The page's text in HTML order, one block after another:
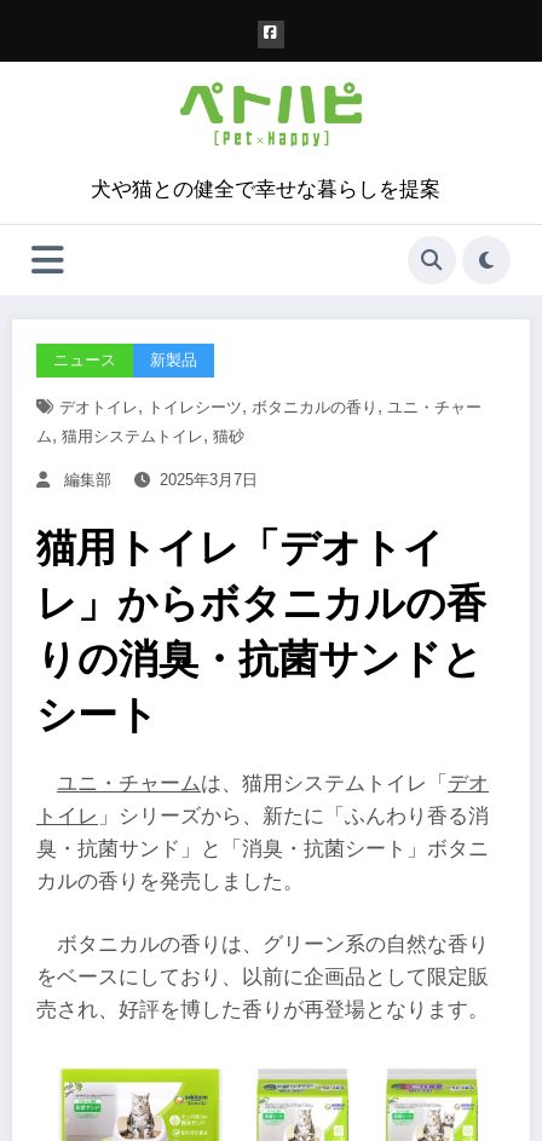
犬や猫との健全で幸せな暮らしを提案
ニュース 新製品
デオトイレ, トイレシーツ, ボタニカルの香り , ユニ・チャー
ム, 猫用システムトイレ, 猫砂
編集部 2025年3月7日
猫用トイレ「デオトイ
レ」からボタニカルの香
りの消臭・抗菌サンドと
シート
ユニ・チャームは、猫用システムトイレ「 デオ
トイレ 」シリーズから、新たに「ふんわり香る消
臭・抗菌サンド」と「消臭・抗菌シート」ボタニ
カルの香りを発売しました。
ボタニカルの香りは、グリーン系の自然な香り
をベースにしており、以前に企画品として限定販
売され、好評を博した香りが再登場となります。